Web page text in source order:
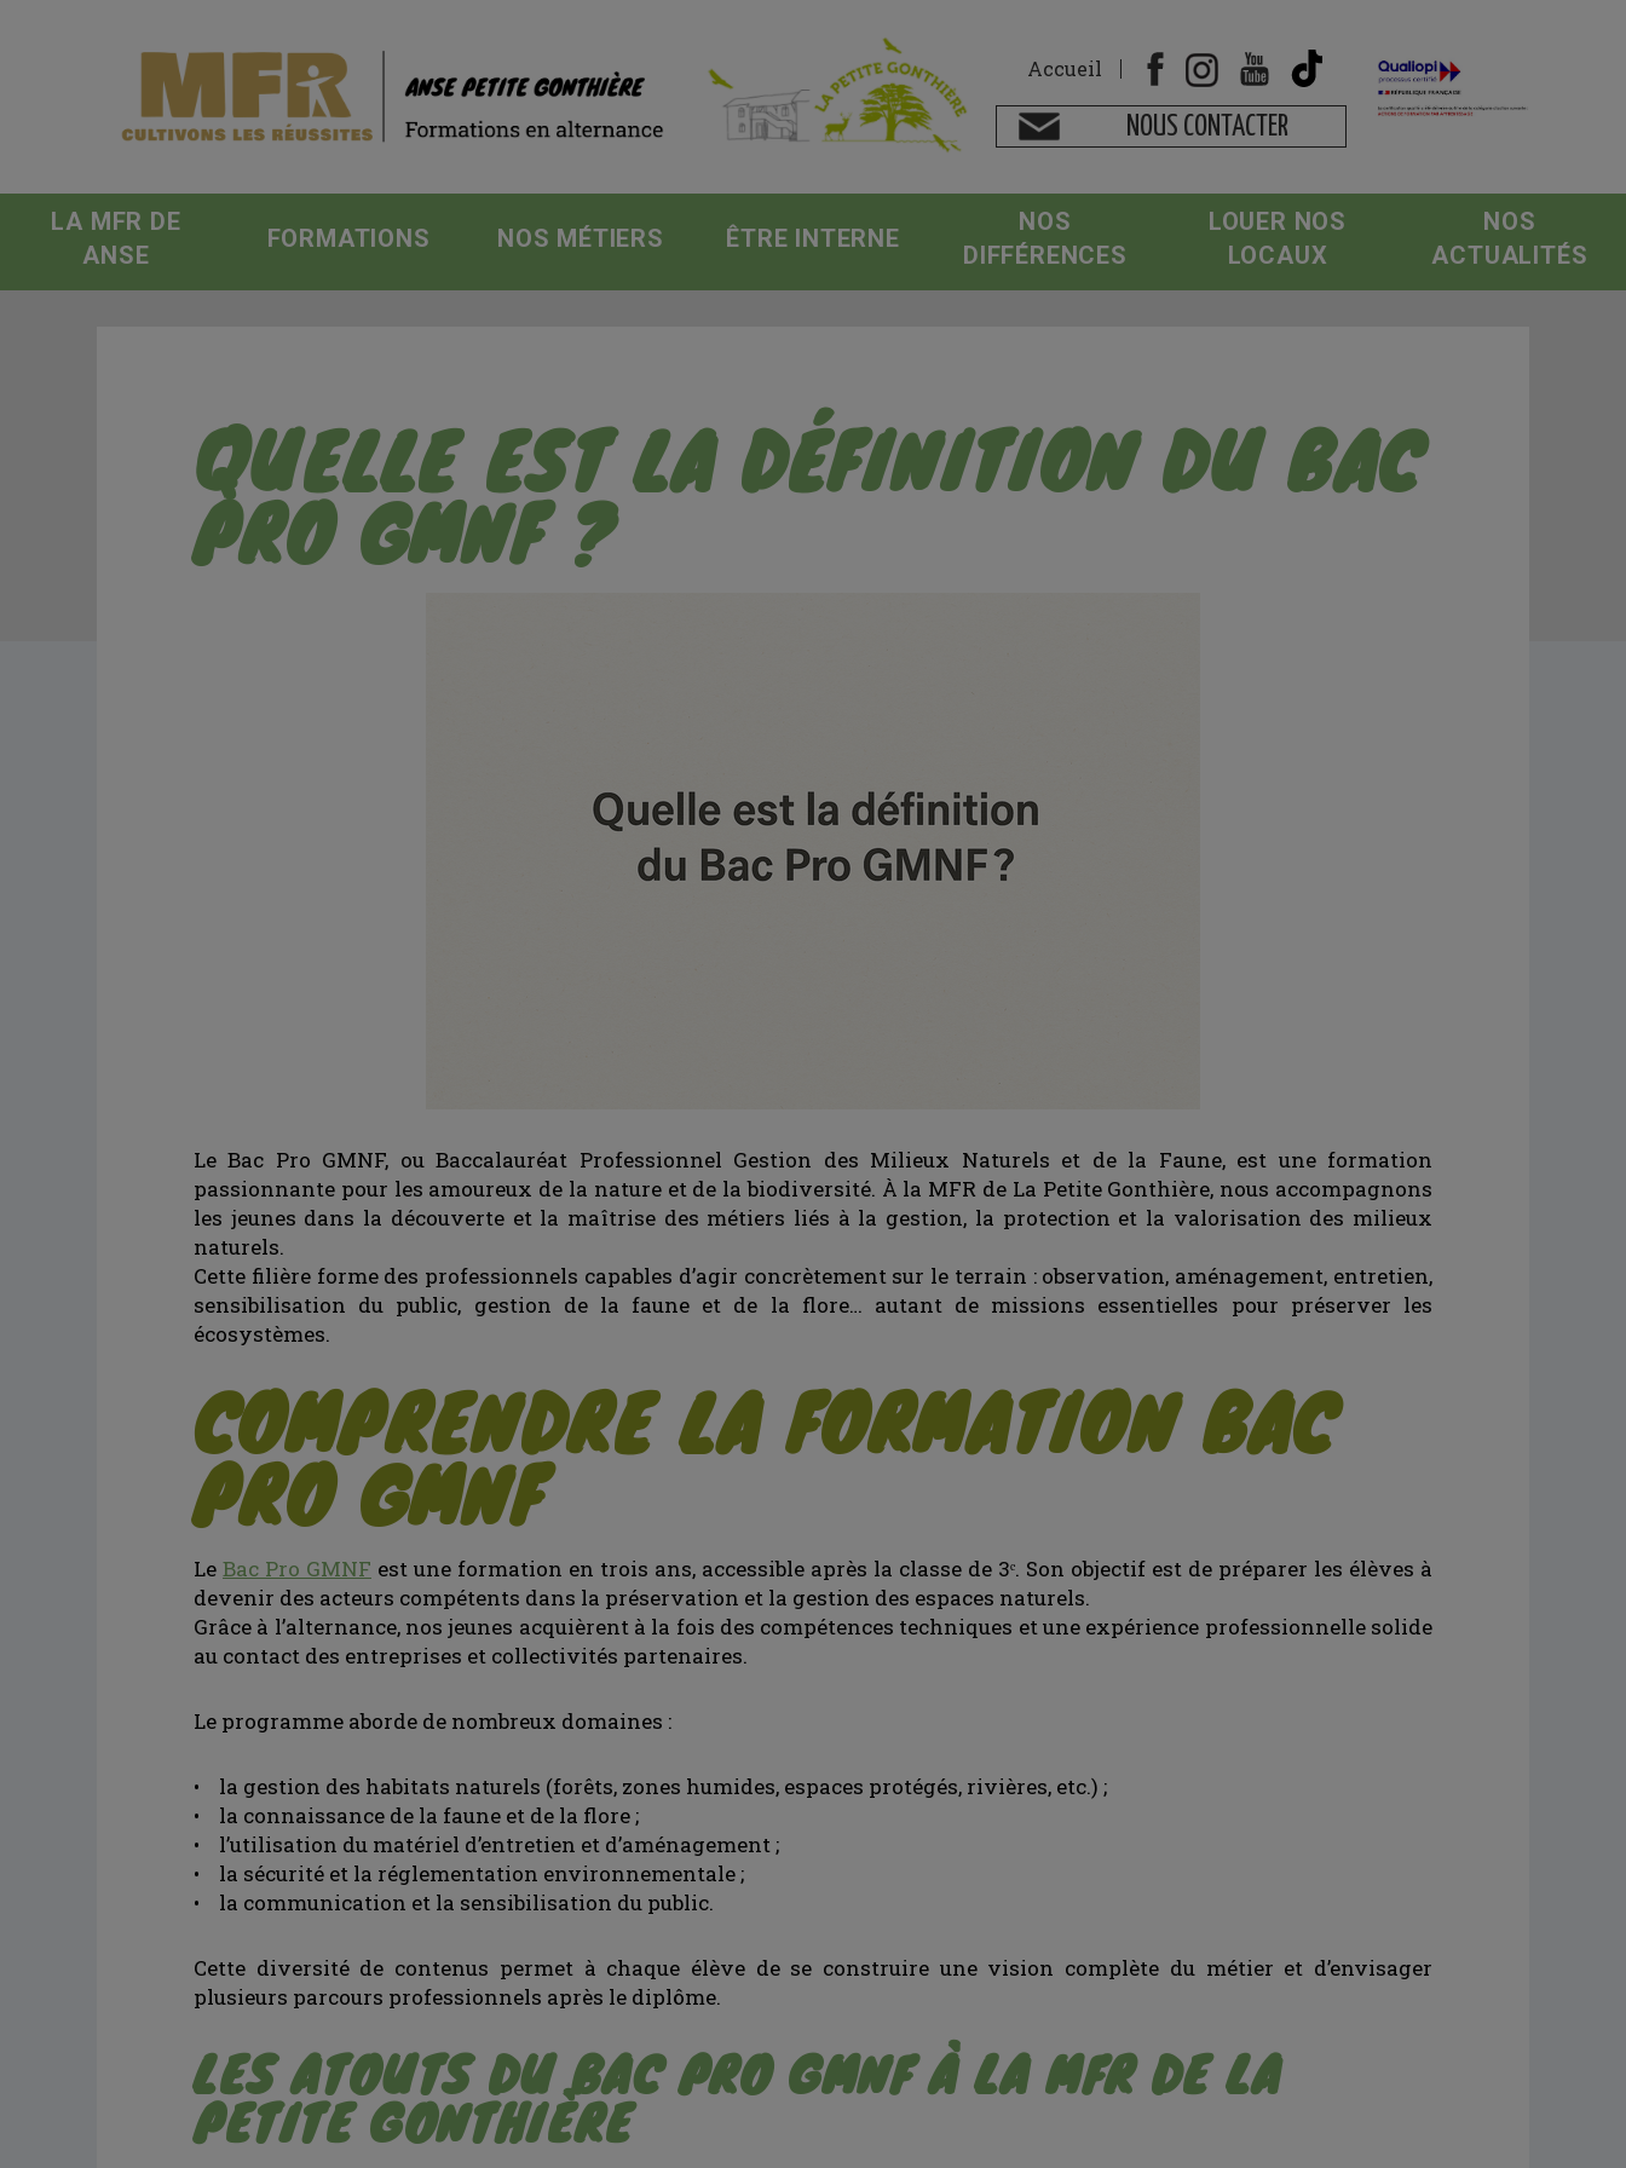
Accueil
NOUS CONTACTER
LA MFR DE
ANSE
FORMATIONS NOS MÉTIERS ÊTRE INTERNE
NOS
DIFFÉRENCES
LOUER NOS
LOCAUX
NOS
ACTUALITÉS
QUELLE EST LA DÉFINITION DU BAC
PRO GMNF ?
Le Bac Pro GMNF, ou Baccalauréat Professionnel Gestion des Milieux Naturels et de la Faune, est une formation
passionnante pour les amoureux de la nature et de la biodiversité. À la MFR de La Petite Gonthière, nous accompagnons
les jeunes dans la découverte et la maîtrise des métiers liés à la gestion, la protection et la valorisation des milieux
naturels.
Cette filière forme des professionnels capables d’agir concrètement sur le terrain : observation, aménagement, entretien,
sensibilisation du public, gestion de la faune et de la flore… autant de missions essentielles pour préserver les
écosystèmes.
COMPRENDRE LA FORMATION BAC
PRO GMNF
Le Bac Pro GMNF est une formation en trois ans, accessible après la classe de 3ᵉ. Son objectif est de préparer les élèves à
devenir des acteurs compétents dans la préservation et la gestion des espaces naturels.
Grâce à l’alternance, nos jeunes acquièrent à la fois des compétences techniques et une expérience professionnelle solide
au contact des entreprises et collectivités partenaires.
Le programme aborde de nombreux domaines :
• la gestion des habitats naturels (forêts, zones humides, espaces protégés, rivières, etc.) ;
• la connaissance de la faune et de la flore ;
• l’utilisation du matériel d’entretien et d’aménagement ;
• la sécurité et la réglementation environnementale ;
• la communication et la sensibilisation du public.
Cette diversité de contenus permet à chaque élève de se construire une vision complète du métier et d’envisager
plusieurs parcours professionnels après le diplôme.
LES ATOUTS DU BAC PRO GMNF À LA MFR DE LA
PETITE GONTHIÈRE